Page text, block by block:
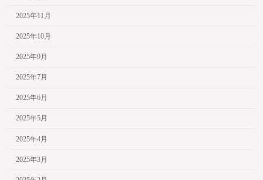
2025年11月
2025年10月
2025年9月
2025年7月
2025年6月
2025年5月
2025年4月
2025年3月